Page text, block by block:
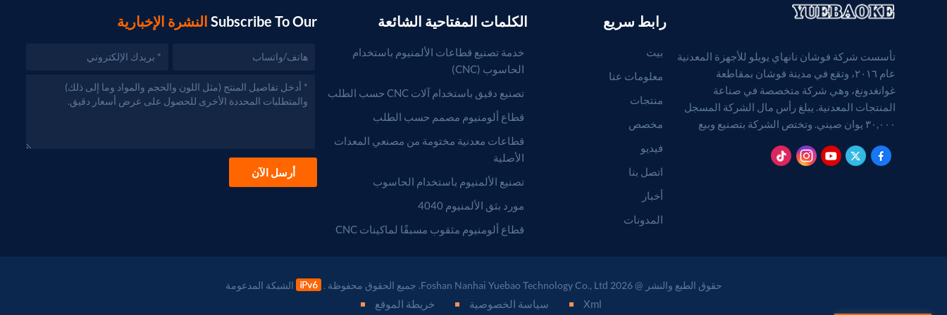
تأسست شركة فوشان نانهاي يويلو للأجهزة المعدنية
عام ٢٠١٦، وتقع في مدينة فوشان بمقاطعة
غوانغدونغ، وهي شركة متخصصة في صناعة
المنتجات المعدنية. يبلغ رأس مال الشركة المسجل
٣٠,٠٠٠ يوان صيني. وتختص الشركة بتصنيع وبيع
موافقة قانونية، لا يجوز ممارسة الأنشطة التجارية إلا
رابط سريع
بيت
معلومات عنا
منتجات
مخصص
فيديو
اتصل بنا
أخبار
المدونات
الكلمات المفتاحية الشائعة
خدمة تصنيع قطاعات الألمنيوم باستخدام
الحاسوب (CNC)
تصنيع دقيق باستخدام آلات CNC حسب الطلب
قطاع ألومنيوم مصمم حسب الطلب
قطاعات معدنية مختومة من مصنعي المعدات
الأصلية
تصنيع الألمنيوم باستخدام الحاسوب
مورد بثق الألمنيوم 4040
قطاع ألومنيوم مثقوب مسبقًا لماكينات CNC
Subscribe To Our النشرة الإخبارية
أرسل الآن
حقوق الطبع والنشر @ 2026 Foshan Nanhai Yuebao Technology Co., Ltd. جميع الحقوق محفوظة . الشبكة المدعومة
Xml سياسة الخصوصية خريطة الموقع